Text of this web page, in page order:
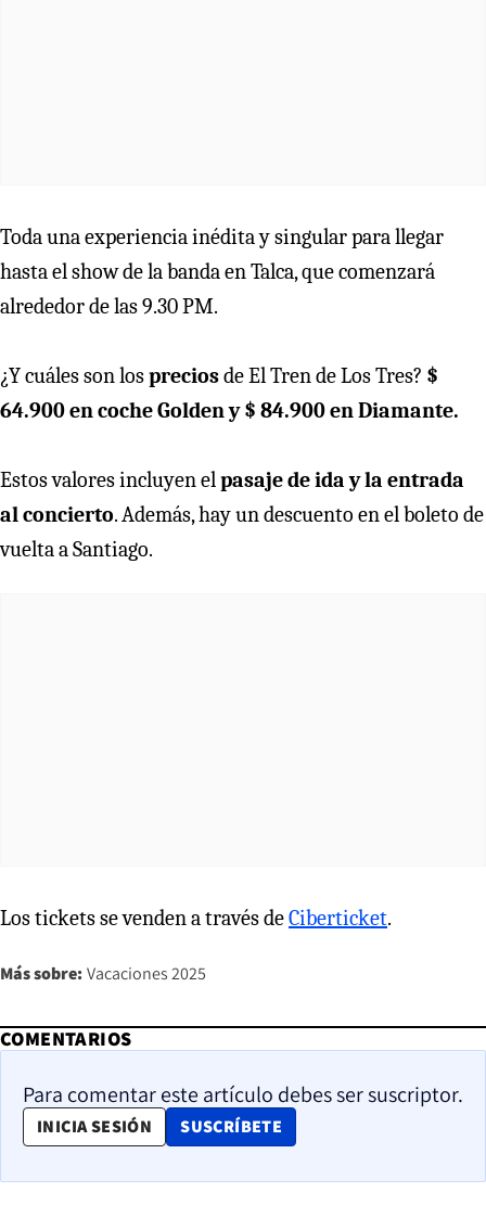
Toda una experiencia inédita y singular para llegar
hasta el show de la banda en Talca, que comenzará
alrededor de las 9.30 PM.
¿Y cuáles son lospreciosde El Tren de Los Tres? $
64.900 en coche Golden y $ 84.900 en Diamante.
Estos valores incluyen elpasaje de ida y la entrada
al concierto. Además, hay un descuento en el boleto de
vuelta a Santiago.
Los tickets se venden a través deCiberticket.
Más sobre: Vacaciones 2025
COMENTARIOS
Para comentar este artículo debes ser suscriptor.
INICIA SESIÓN SUSCRÍBETE
OPENS IN NEW WINDOW